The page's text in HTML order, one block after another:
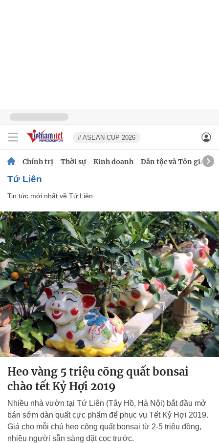
# ASEAN CUP 2026
Chính trị Thời sự Kinh doanh Dân tộc và Tôn giáo
Tứ Liên
Tin tức mới nhất về Tứ Liên
Heo vàng 5 triệu cõng quất bonsai
chào tết Kỷ Hợi 2019
Nhiều nhà vườn tại Tứ Liên (Tây Hồ, Hà Nội) bắt đầu mở
bán sớm dàn quất cực phẩm để phục vụ Tết Kỷ Hợi 2019.
Giá cho mỗi chú heo cõng quất bonsai từ 2-5 triệu đồng,
nhiều người sẵn sàng đặt cọc trước.